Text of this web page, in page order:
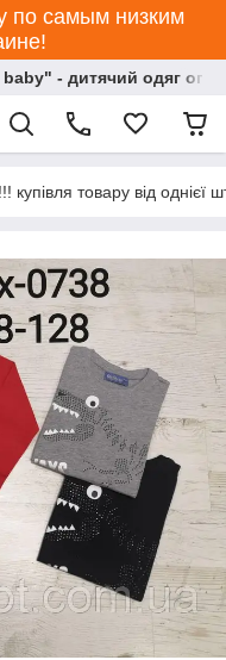
по самым низким
baby" - дитячий одяг
купівля товару від однієї